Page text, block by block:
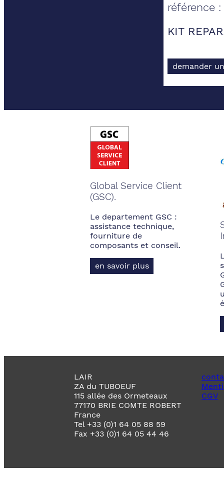
référence :
KIT
demander
Global Service Client
(GSC).
Le departement GSC :
assistance technique,
fourniture de
composants et conseil.
en savoir plus
LAIR
ZA du TUBOEUF
115 allée des Ormeteaux
77170 BRIE COMTE ROBERT
France
Tel +33 (0)1 64 05 88 59
Fax +33 (0)1 64 05 44 46
CGV